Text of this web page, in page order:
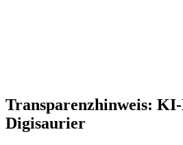
Transparenzhinweis:
Digisaurier